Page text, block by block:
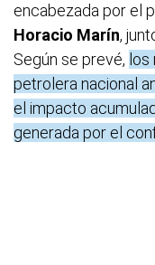
encabezada por el
Horacio Marín,
Según se prevé,
petrolera nacional
el impacto
generada por el